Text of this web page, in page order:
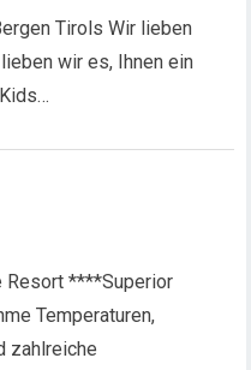
Tirols Wir lieben
wir es, Ihnen ein
Resort ****Superior
Temperaturen,
zahlreiche